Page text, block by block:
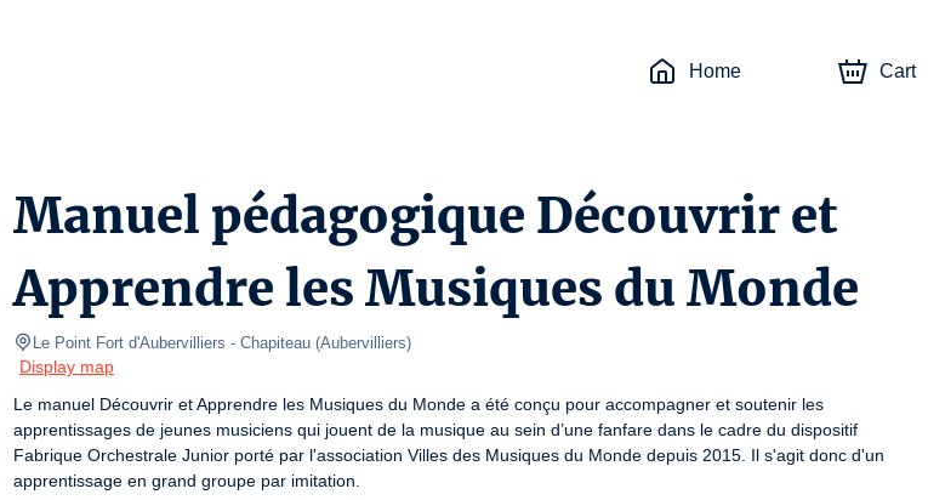
Home Cart
Manuel pédagogique Découvrir et
Apprendre les Musiques du Monde
Le Point Fort d'Aubervilliers - Chapiteau (Aubervilliers)
Display map
Le manuel Découvrir et Apprendre les Musiques du Monde a été conçu pour accompagner et soutenir les
apprentissages de jeunes musiciens qui jouent de la musique au sein d’une fanfare dans le cadre du dispositif
Fabrique Orchestrale Junior porté par l'association Villes des Musiques du Monde depuis 2015. Il s'agit donc d'un
apprentissage en grand groupe par imitation.